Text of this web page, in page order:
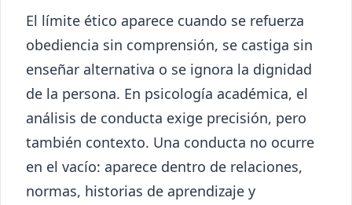
El límite ético aparece cuando se refuerza
obediencia sin comprensión, se castiga sin
enseñar alternativa o se ignora la dignidad
de la persona. En psicología académica, el
análisis de conducta exige precisión, pero
también contexto. Una conducta no ocurre
en el vacío: aparece dentro de relaciones,
normas, historias de aprendizaje y